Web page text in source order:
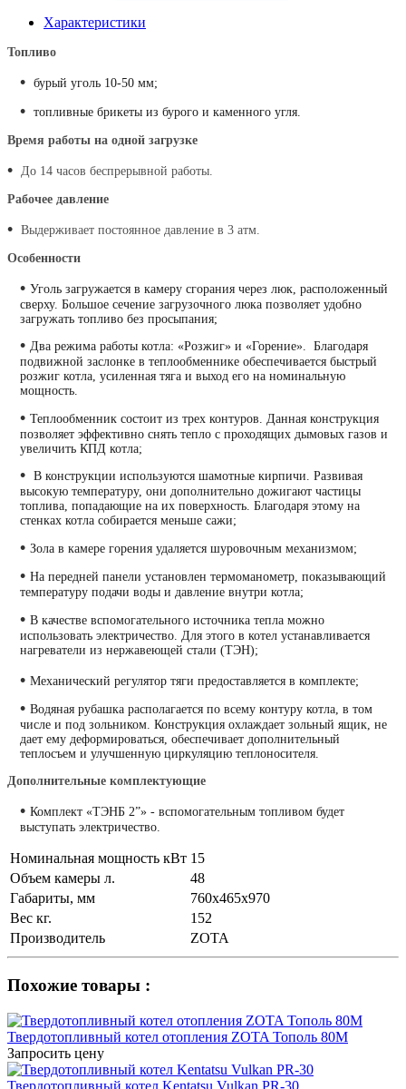
Характеристики
Топливо
• бурый уголь 10-50 мм;
• топливные брикеты из бурого и каменного угля.
Время работы на одной загрузке
• До 14 часов беспрерывной работы.
Рабочее давление
• Выдерживает постоянное давление в 3 атм.
Особенности
• Уголь загружается в камеру сгорания через люк, расположенный
сверху. Большое сечение загрузочного люка позволяет удобно
загружать топливо без просыпания;
• Два режима работы котла: «Розжиг» и «Горение». Благодаря
подвижной заслонке в теплообменнике обеспечивается быстрый
розжиг котла, усиленная тяга и выход его на номинальную
мощность.
• Теплообменник состоит из трех контуров. Данная конструкция
позволяет эффективно снять тепло с проходящих дымовых газов и
увеличить КПД котла;
• В конструкции используются шамотные кирпичи. Развивая
высокую температуру, они дополнительно дожигают частицы
топлива, попадающие на их поверхность. Благодаря этому на
стенках котла собирается меньше сажи;
• Зола в камере горения удаляется шуровочным механизмом;
• На передней панели установлен термоманометр, показывающий
температуру подачи воды и давление внутри котла;
• В качестве вспомогательного источника тепла можно
использовать электричество. Для этого в котел устанавливается
нагреватели из нержавеющей стали (ТЭН);
• Механический регулятор тяги предоставляется в комплекте;
• Водяная рубашка располагается по всему контуру котла, в том
числе и под зольником. Конструкция охлаждает зольный ящик, не
дает ему деформироваться, обеспечивает дополнительный
теплосъем и улучшенную циркуляцию теплоносителя.
Дополнительные комплектующие
• Комплект «ТЭНБ 2”» - вспомогательным топливом будет
выступать электричество.
Номинальная мощность кВт 15
Объем камеры л.
48
Габариты, мм
760х465х970
Вес кг.
152
Производитель
ZOTA
Похожие товары :
Твердотопливный котел отопления ZOTA Тополь 80М
Запросить цену
Твердотопливный котел Kentatsu Vulkan PR-30